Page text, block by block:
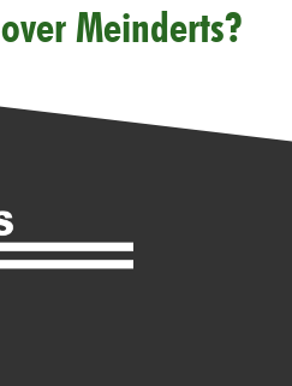
Meinderts?